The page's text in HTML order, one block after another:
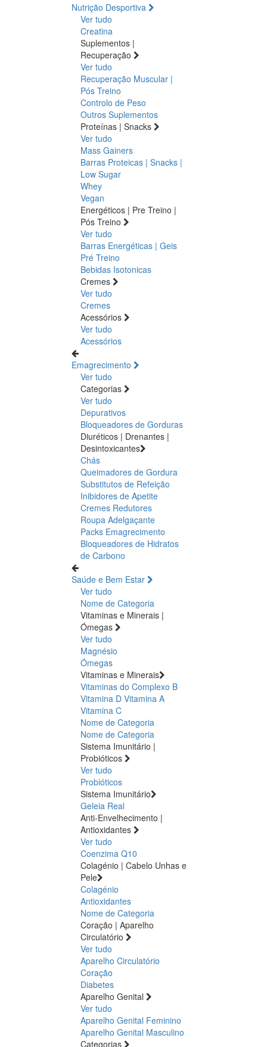
Nutrição Desportiva
Ver tudo
Creatina
Suplementos |
Recuperação
Ver tudo
Recuperação Muscular |
Pós Treino
Controlo de Peso
Outros Suplementos
Proteínas | Snacks
Ver tudo
Mass Gainers
Barras Proteicas | Snacks |
Low Sugar
Whey
Vegan
Energéticos | Pre Treino |
Pós Treino
Ver tudo
Barras Energéticas | Geis
Pré Treino
Bebidas Isotonicas
Cremes
Ver tudo
Cremes
Acessórios
Ver tudo
Acessórios
Emagrecimento
Ver tudo
Categorias
Ver tudo
Depurativos
Bloqueadores de Gorduras
Diuréticos | Drenantes |
Desintoxicantes
Chás
Queimadores de Gordura
Substitutos de Refeição
Inibidores de Apetite
Cremes Redutores
Roupa Adelgaçante
Packs Emagrecimento
Bloqueadores de Hidratos
de Carbono
Saúde e Bem Estar
Ver tudo
Nome de Categoria
Vitaminas e Minerais |
Ómegas
Ver tudo
Magnésio
Ómegas
Vitaminas e Minerais
Vitaminas do Complexo B
Vitamina D Vitamina A
Vitamina C
Nome de Categoria
Nome de Categoria
Sistema Imunitário |
Probióticos
Ver tudo
Probióticos
Sistema Imunitário
Geleia Real
Anti-Envelhecimento |
Antioxidantes
Ver tudo
Coenzima Q10
Colagénio | Cabelo Unhas e
Pele
Colagénio
Antioxidantes
Nome de Categoria
Coração | Aparelho
Circulatório
Ver tudo
Aparelho Circulatório
Coração
Diabetes
Aparelho Genital
Ver tudo
Aparelho Genital Feminino
Aparelho Genital Masculino
Categorias